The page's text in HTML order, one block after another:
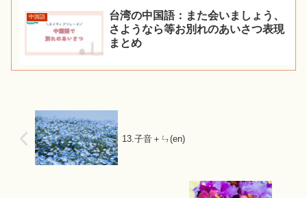
中国語
台湾の中国語：また会いましょう、
さようなら等お別れのあいさつ表現
まとめ
13.子音＋ㄣ(en)